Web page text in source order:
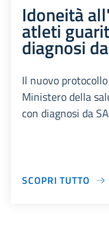
Idoneità
atleti
diagnosi
Il nuovo
Ministero della
con diagnosi da
SCOPRI TUTTO